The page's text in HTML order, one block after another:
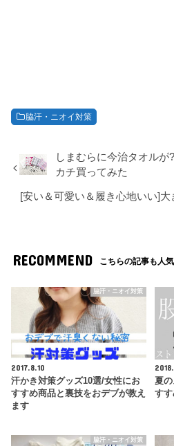
脇汗・ニオイ対策
しまむらに今治タオル
カチ買ってみた
[安い＆可愛い＆履き心地いい]
RECOMMEND こちらの記事も人気
脇汗・ニオイ対策
2017.8.10
汗かき対策グッズ10選/女性にお
すすめ商品と裏技をおデブが教え
ます
夏
す
脇汗・ニオイ対策